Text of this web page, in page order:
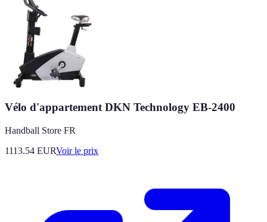
Vélo d'appartement DKN Technology EB-2400
Handball Store FR
1113.54 EURVoir le prix